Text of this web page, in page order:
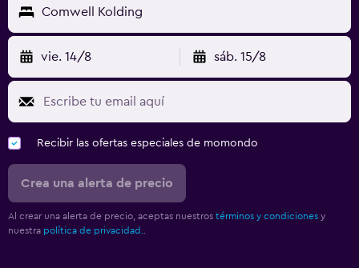
Comwell Kolding
vie. 14/8 sáb. 15/8
Recibir las ofertas especiales de momondo
Crea una alerta de precio
Al crear una alerta de precio, aceptas nuestros términos y condiciones y
nuestra política de privacidad.